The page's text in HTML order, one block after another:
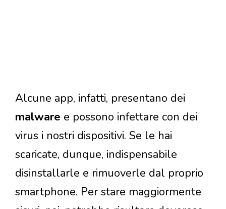
Alcune app, infatti, presentano dei
malware e possono infettare con dei
virus i nostri dispositivi. Se le hai
scaricate, dunque, indispensabile
disinstallarle e rimuoverle dal proprio
smartphone. Per stare maggiormente